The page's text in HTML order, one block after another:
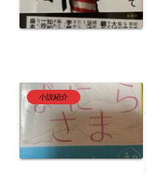
小説紹介